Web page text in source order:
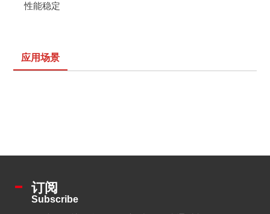
性能稳定
应用场景
订阅
Subscribe